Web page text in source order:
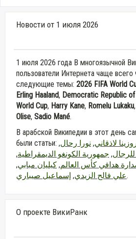
Новости от 1 июля 2026
1 июля 2026 года В многоязычной
пользователи Интернета чаще всего
следующие темы: 2026 FIFA World
Erling Haaland, Democratic Republic
World Cup, Harry Kane, Romelu Lukaku,
Olise, Sadio Mané.
В арабской Википедии в этот день
لاذقاني, نورا رحال,
, جمهورية الكونغو الديمقراطية,
هدافي كأس العالم, كيليان مبابي,
علي فالح الزيدي, إسماعيل صيباري .
О проекте ВикиРанк